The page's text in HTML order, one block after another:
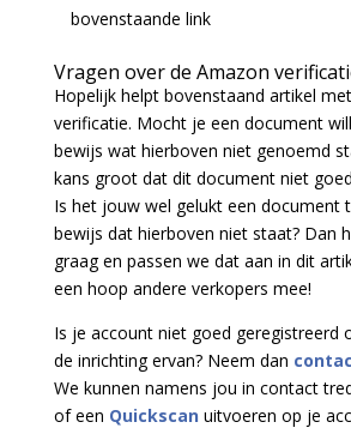
bovenstaande link
Vragen over de Amazon
Hopelijk helpt bovenstaand artikel
verificatie. Mocht je een document
bewijs wat hierboven niet genoemd
kans groot dat dit document niet
Is het jouw wel gelukt een document
bewijs dat hierboven niet staat? Dan
graag en passen we dat aan in dit
een hoop andere verkopers mee!
Is je account niet goed geregistreerd
de inrichting ervan? Neem dan
We kunnen namens jou in contact
of een Quickscan uitvoeren op je